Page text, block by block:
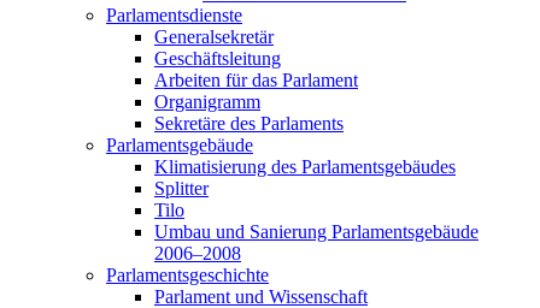
Parlamentsdienste
Generalsekretär
Geschäftsleitung
Arbeiten für das Parlament
Organigramm
Sekretäre des Parlaments
Parlamentsgebäude
Klimatisierung des Parlamentsgebäudes
Splitter
Tilo
Umbau und Sanierung Parlamentsgebäude
2006–2008
Parlamentsgeschichte
Parlament und Wissenschaft